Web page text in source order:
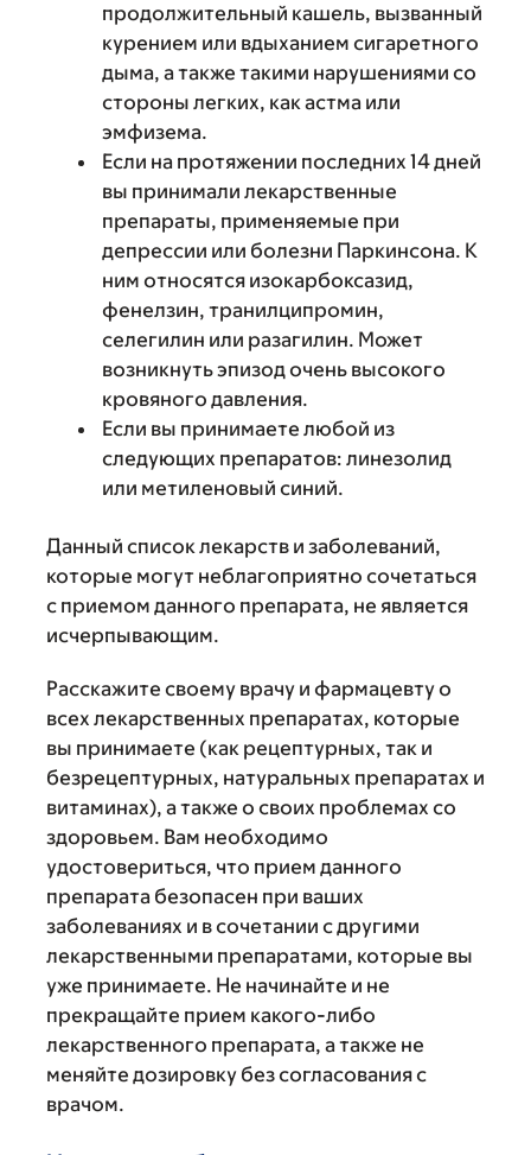
продолжительный кашель, вызванный
курением или вдыханием сигаретного
дыма, а также такими нарушениями со
стороны легких, как астма или
эмфизема.
Если на протяжении последних 14 дней
вы принимали лекарственные
препараты, применяемые при
депрессии или болезни Паркинсона. К
ним относятся изокарбоксазид,
фенелзин, транилципромин,
селегилин или разагилин. Может
возникнуть эпизод очень высокого
кровяного давления.
Если вы принимаете любой из
следующих препаратов: линезолид
или метиленовый синий.
Данный список лекарств и заболеваний,
которые могут неблагоприятно сочетаться
с приемом данного препарата, не является
исчерпывающим.
Расскажите своему врачу и фармацевту о
всех лекарственных препаратах, которые
вы принимаете (как рецептурных, так и
безрецептурных, натуральных препаратах и
витаминах), а также о своих проблемах со
здоровьем. Вам необходимо
удостовериться, что прием данного
препарата безопасен при ваших
заболеваниях и в сочетании с другими
лекарственными препаратами, которые вы
уже принимаете. Не начинайте и не
прекращайте прием какого-либо
лекарственного препарата, а также не
меняйте дозировку без согласования с
врачом.